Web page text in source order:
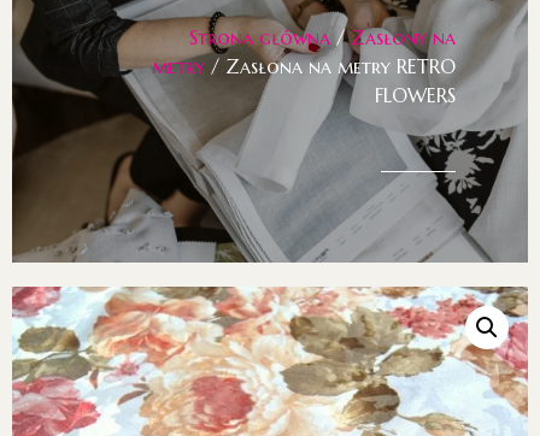
Strona główna /Zasłony na
metry / Zasłona na metry RETRO
FLOWERS